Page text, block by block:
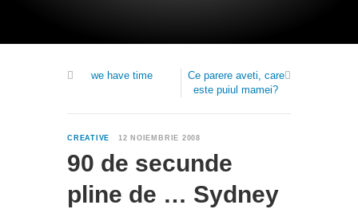
we have time
Ce parere aveti, care
este puiul mamei?
CREATIVE 12 NOIEMBRIE 2008
90 de secunde
pline de … Sydney